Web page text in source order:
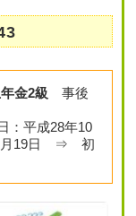
金2級 事後
平成28年10
月19日 ⇒ 初